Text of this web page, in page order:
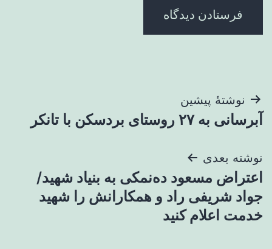
راهبری
نوشته
نوشتهٔ پیشین
آبرسانی به ۲۷ روستای بردسکن با تانکر
نوشته بعدی
اعتراض مسعود ده‌نمکی به بنیاد شهید/
جواد شریفی راد و همکارانش را شهید
خدمت اعلام کنید